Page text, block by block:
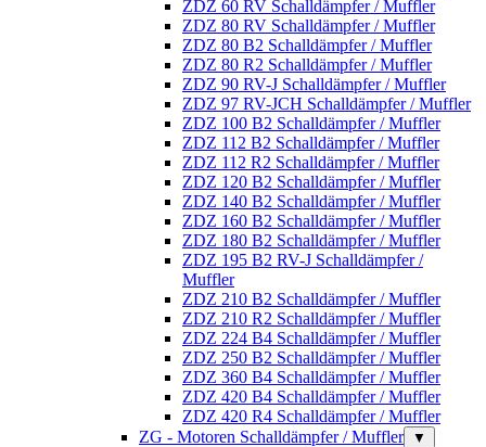
ZDZ 60 RV Schalldämpfer / Muffler
ZDZ 80 RV Schalldämpfer / Muffler
ZDZ 80 B2 Schalldämpfer / Muffler
ZDZ 80 R2 Schalldämpfer / Muffler
ZDZ 90 RV-J Schalldämpfer / Muffler
ZDZ 97 RV-JCH Schalldämpfer / Muffler
ZDZ 100 B2 Schalldämpfer / Muffler
ZDZ 112 B2 Schalldämpfer / Muffler
ZDZ 112 R2 Schalldämpfer / Muffler
ZDZ 120 B2 Schalldämpfer / Muffler
ZDZ 140 B2 Schalldämpfer / Muffler
ZDZ 160 B2 Schalldämpfer / Muffler
ZDZ 180 B2 Schalldämpfer / Muffler
ZDZ 195 B2 RV-J Schalldämpfer /
Muffler
ZDZ 210 B2 Schalldämpfer / Muffler
ZDZ 210 R2 Schalldämpfer / Muffler
ZDZ 224 B4 Schalldämpfer / Muffler
ZDZ 250 B2 Schalldämpfer / Muffler
ZDZ 360 B4 Schalldämpfer / Muffler
ZDZ 420 B4 Schalldämpfer / Muffler
ZDZ 420 R4 Schalldämpfer / Muffler
ZG - Motoren Schalldämpfer / Muffler
▼